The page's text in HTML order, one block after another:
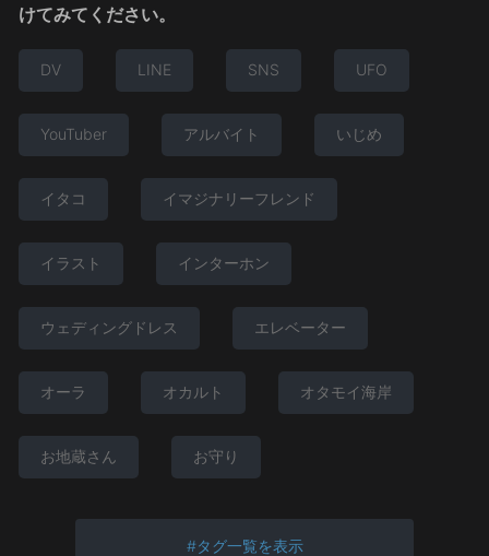
けてみてください。
DV LINE SNS UFO
YouTuber アルバイト いじめ
イタコ イマジナリーフレンド
イラスト インターホン
ウェディングドレス エレベーター
オーラ オカルト オタモイ海岸
お地蔵さん お守り
タグ一覧を表示